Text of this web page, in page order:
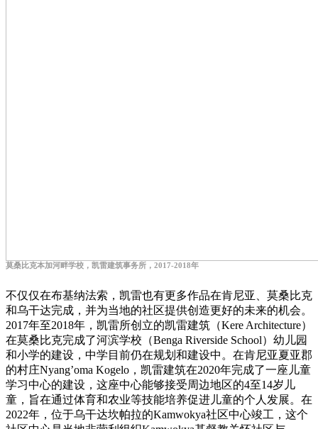
莫桑比克本加河畔学校，凯雷建筑事务所，2017-2018年
不仅仅在布基纳法索，凯雷也有更多作品在肯尼亚、莫桑比克
和乌干达完成，并为当地的社区提供创造更好的未来的机会。
2017年至2018年，凯雷所创立的凯雷建筑（Kere Architecture）
在莫桑比克完成了河滨学校（Benga Riverside School）幼儿园
和小学的建设，中学目前仍在规划和建设中。在肯尼亚夏亚郡
的村庄Nyang’oma Kogelo，凯雷建筑在2020年完成了一座儿童
学习中心的建设，这座中心能够接受周边地区的4至14岁儿
童，旨在通过体育和农业等技能培养促进儿童的个人发展。在
2022年，位于乌干达坎帕拉的Kamwokya社区中心竣工，这个